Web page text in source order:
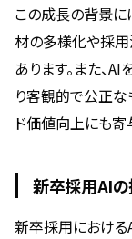
この成長の背景に
材の多様化や採用
あります。また、
り客観的で公正な
ド価値向上にも寄
新卒採用AIの
新卒採用における